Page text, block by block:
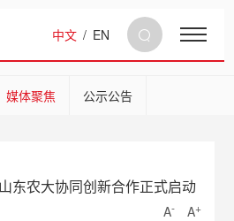
中文 / EN
媒体聚焦 公示公告
东农大协同创新合作正式启动
A- A+